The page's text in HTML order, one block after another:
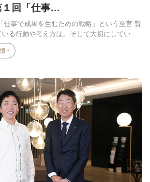
１回「仕事…
仕事で成果を生むための戦略」という至言 賢
いる行動や考え方は。そして大切にしてい
~